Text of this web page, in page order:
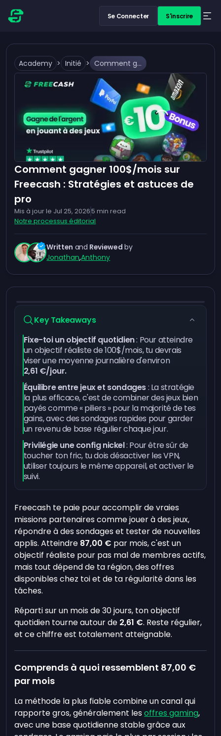
Se Connecter S'inscrire
Academy > Initié > Comment gagner 100$/mois sur Freecash : Stratégies et astuces de pro
Comment gagner 100$/mois sur
Freecash : Stratégies et astuces de
pro
Mis à jour le Jul 25, 20265 min read
Notre processus éditorial
Written and Reviewed by
Jonathan,Anthony
Key Takeaways
Fixe-toi un objectif quotidien: Pour atteindre
un objectif réaliste de 100$/mois, tu devrais
viser une moyenne journalière d'environ
2,61 €/jour.
Équilibre entre jeux et sondages: La stratégie
la plus efficace, c'est de combiner des jeux bien
payés comme « piliers » pour la majorité de tes
gains, avec des sondages rapides pour garder
un revenu de base régulier chaque jour.
Privilégie une config nickel: Pour être sûr de
toucher ton fric, tu dois désactiver les VPN,
utiliser toujours le même appareil, et activer le
suivi.
Freecash te paie pour accomplir de vraies
missions partenaires comme jouer à des jeux,
répondre à des sondages et tester de nouvelles
applis. Atteindre 87,00 € par mois, c'est un
objectif réaliste pour pas mal de membres actifs,
mais tout dépend de ta région, des offres
disponibles chez toi et de ta régularité dans les
tâches.
Réparti sur un mois de 30 jours, ton objectif
quotidien tourne autour de 2,61 €. Reste régulier,
et ce chiffre est totalement atteignable.
Comprends à quoi ressemblent 87,00 €
par mois
La méthode la plus fiable combine un canal qui
rapporte gros, généralement lesoffres gaming,
avec une base quotidienne stable grâce aux